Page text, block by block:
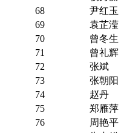
68
尹红玉
69
袁芷滢
70
曾冬生
71
曾礼辉
72
张斌
73
张朝阳
74
赵丹
75
郑雁萍
76
周艳平